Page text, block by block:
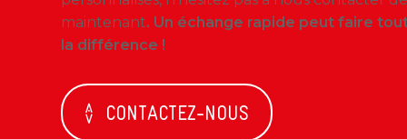
maintenant. Un échange rapide peut faire
la différence !
CONTACTEZ-NOUS